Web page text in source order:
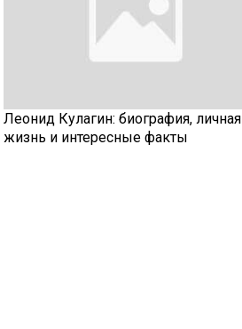
Леонид Кулагин: биография, личная
жизнь и интересные факты